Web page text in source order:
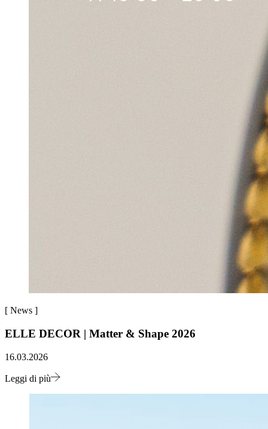
[ News ]
ELLE DECOR | Matter & Shape 2026
16.03.2026
Leggi di più